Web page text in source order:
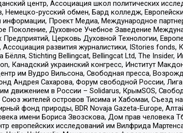
центр, Ассоциация школ политических
Немецко-русский обмен, Бард колледж,
Проект Медиа, Международное
Поколение, Духовное Учебное Заведение
Предприятий, Церковь Духовной Технологии,
развития журналистики, IStories
Stichting Bellingcat, Bellingcat Ltd, The
Канадский украинский конгресс, Институт
им Вудро Вильсона, Свободная пресса,
Андрея Сахарова, Форум свободной России,
движением в России – Solidarus, КрымSOS,
жителей островов Тисима и Хабомаи, Съезд
фонд природы, BDR Novaja Gazeta-Europe,
имени Бориса Звозскова, Дом прав
европейских исследований им Вилфрида